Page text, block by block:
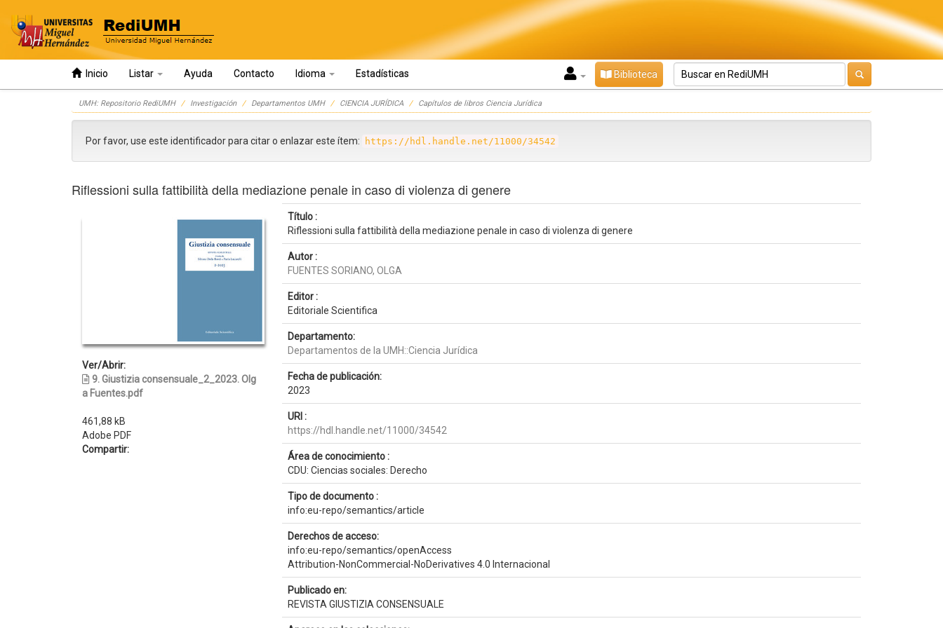
Inicio Listar Ayuda Contacto Idioma Estadísticas Biblioteca
UMH: Repositorio RediUMH Investigación Departamentos UMH CIENCIA JURÍDICA Capítulos de libros Ciencia Jurídica
Por favor, use este identificador para citar o enlazar este ítem: https://hdl.handle.net/11000/34542
Riflessioni sulla fattibilità della mediazione penale in caso di violenza di genere
Ver/Abrir:
9. Giustizia consensuale_2_2023. Olg
a Fuentes.pdf
461,88 kB
Adobe PDF
Compartir:
Título :
Riflessioni sulla fattibilità della mediazione penale in caso di violenza di genere
Autor :
FUENTES SORIANO, OLGA
Editor :
Editoriale Scientifica
Departamento:
Departamentos de la UMH::Ciencia Jurídica
Fecha de publicación:
2023
URI :
https://hdl.handle.net/11000/34542
Área de conocimiento :
CDU: Ciencias sociales: Derecho
Tipo de documento :
info:eu-repo/semantics/article
Derechos de acceso:
info:eu-repo/semantics/openAccess
Attribution-NonCommercial-NoDerivatives 4.0 Internacional
Publicado en:
REVISTA GIUSTIZIA CONSENSUALE